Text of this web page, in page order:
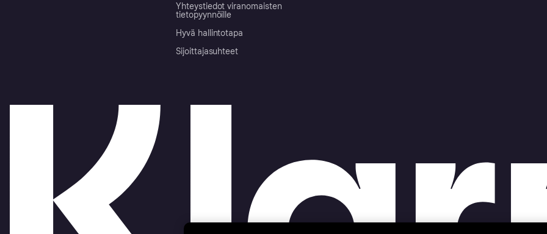
Yhteystiedot viranomaisten
tietopyynnöille
Hyvä hallintotapa
Sijoittajasuhteet